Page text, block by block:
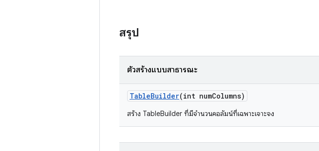
สรุป
ตัวสร้างแบบสาธารณะ
TableBuilder(int numColumns)
สร้าง TableBuilder ที่มีจํานวนคอลัมน์ที่เฉพาะเจาะจง